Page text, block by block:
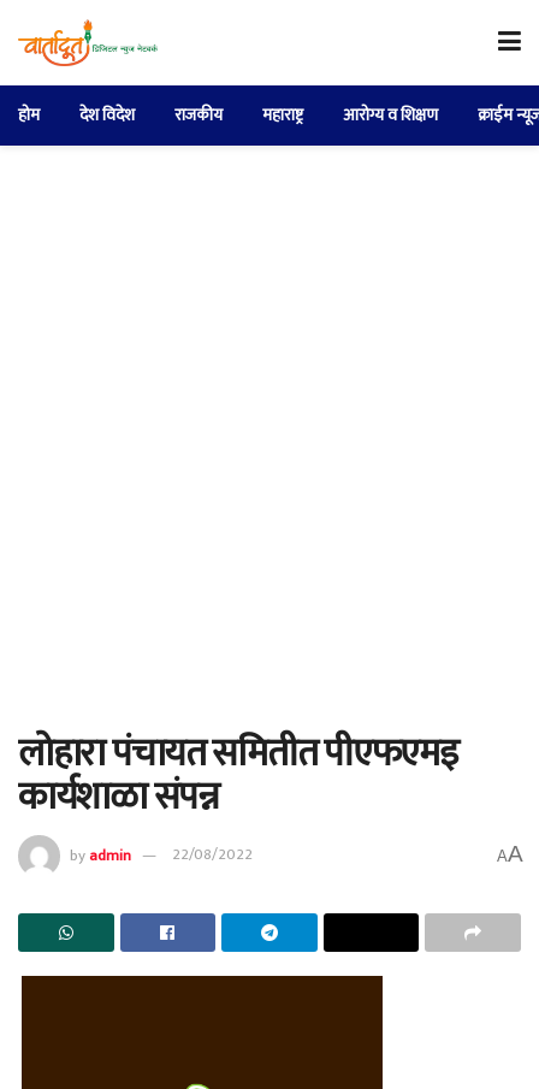
होम देश विदेश राजकीय महाराष्ट्र आरोग्य व शिक्षण क्राईम
लोहारा पंचायत समितीत पीएफएमइ
कार्यशाळा संपन्न
byadmin 22/08/2022 AA